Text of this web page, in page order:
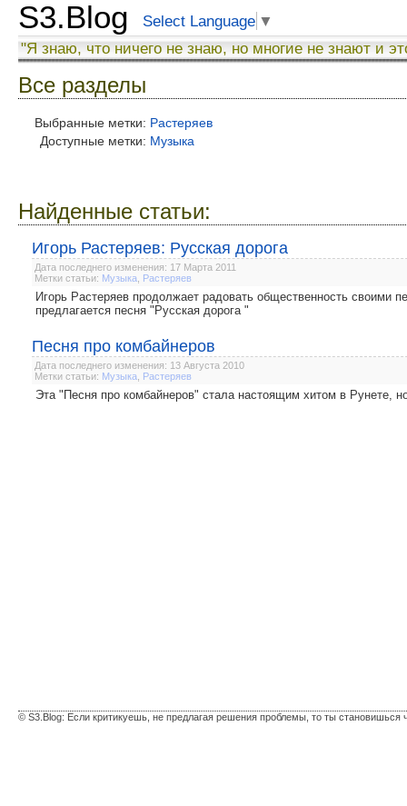
S3.Blog Select Language ▼
"Я знаю, что ничего не знаю, но многие не знают и
Все разделы
Выбранные метки: Растеряев
Доступные метки: Музыка
Найденные статьи:
Игорь Растеряев: Русская дорога
Дата последнего изменения: 17 Марта 2011
Метки статьи: Музыка Растеряев
Игорь Растеряев продолжает радовать общественность своими
предлагается песня "Русская дорога "
Песня про комбайнеров
Дата последнего изменения: 13 Августа 2010
Метки статьи: Музыка Растеряев
Эта "Песня про комбайнеров" стала настоящим хитом в Рунете,
© S3.Blog: Если критикуешь, не предлагая решения проблемы, то ты становишься